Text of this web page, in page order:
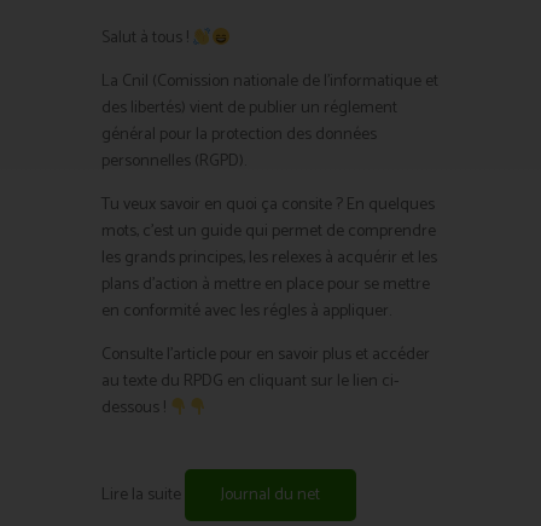
Salut à tous !
La Cnil (Comission nationale de l’informatique et
des libertés) vient de publier un réglement
général pour la protection des données
personnelles (RGPD).
Tu veux savoir en quoi ça consite ? En quelques
mots, c’est un guide qui permet de comprendre
les grands principes, les relexes à acquérir et les
plans d’action à mettre en place pour se mettre
en conformité avec les régles à appliquer.
Consulte l’article pour en savoir plus et accéder
au texte du RPDG en cliquant sur le lien ci-
dessous !
Lire la suite Journal du net